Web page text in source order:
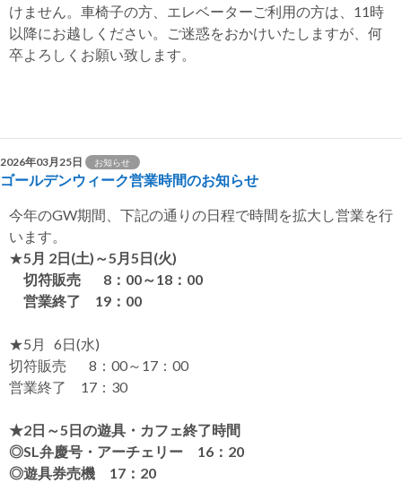
けません。車椅子の方、エレベーターご利用の方は、11時
以降にお越しください。ご迷惑をおかけいたしますが、何
卒よろしくお願い致します。
2026年03月25日 お知らせ
ゴールデンウィーク営業時間のお知らせ
今年のGW期間、下記の通りの日程で時間を拡大し営業を行
います。
★5月 2日(土)～5月5日(火)
切符販売 8：00～18：00
営業終了 19：00
★5月 6日(水)
切符販売 8：00～17：00
営業終了 17：30
★2日～5日の遊具・カフェ終了時間
◎SL弁慶号・アーチェリー 16：20
◎遊具券売機 17：20
ー
シ